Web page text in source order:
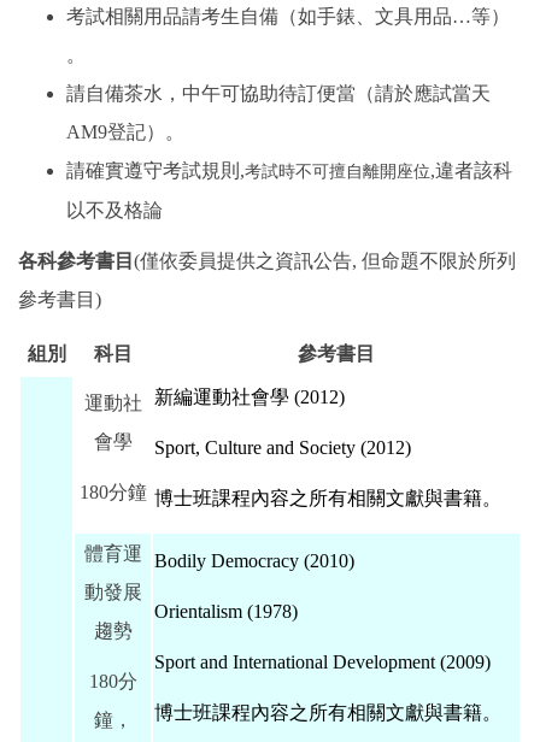
考試相關用品請考生自備（如手錶、文具用品…等）
。
請自備茶水，中午可協助待訂便當（請於應試當天
AM9登記）。
請確實遵守考試規則,考試時不可擅自離開座位,違者該科
以不及格論
各科參考書目 (僅依委員提供之資訊公告, 但命題不限於所列
參考書目)
組別 科目 參考書目
運動社
會學
180分鐘
新編運動社會學 (2012)
Sport, Culture and Society (2012)
博士班課程內容之所有相關文獻與書籍。
體育運
動發展
趨勢
180分
鐘，
Bodily Democracy (2010)
Orientalism (1978)
Sport and International Development (2009)
博士班課程內容之所有相關文獻與書籍。